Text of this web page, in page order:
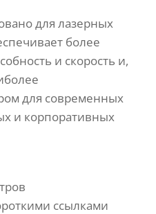
для лазерных
более
и скорость и,
для современных
и корпоративных
ссылками